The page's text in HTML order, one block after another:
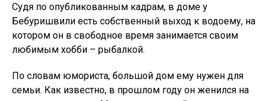
Судя по опубликованным кадрам, в доме у
Бебуришвили есть собственный выход к водоему, на
котором он в свободное время занимается своим
любимым хобби – рыбалкой.
По словам юмориста, большой дом ему нужен для
семьи. Как известно, в прошлом году он женился на